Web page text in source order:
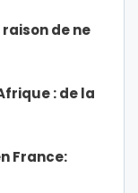
de ne
: de la
France: